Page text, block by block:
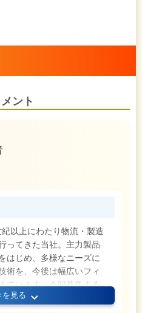
ント
以上にわたり物流・製造
ってきた当社。主力製品
はじめ、多様なニーズに
術を、今後は幅広いフィ
ています。今回募集する
中核を担う次世代のエン
を見る